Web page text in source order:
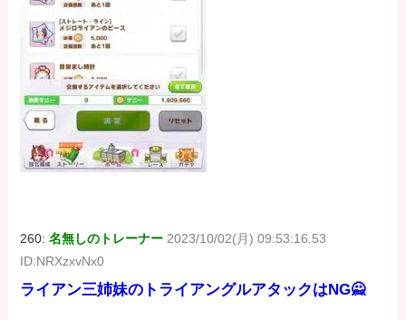
260:名無しのトレーナー 2023/10/02(月) 09:53:16.53
ID:NRXzxvNx0
ライアン三姉妹のトライアングルアタックはNG🙅